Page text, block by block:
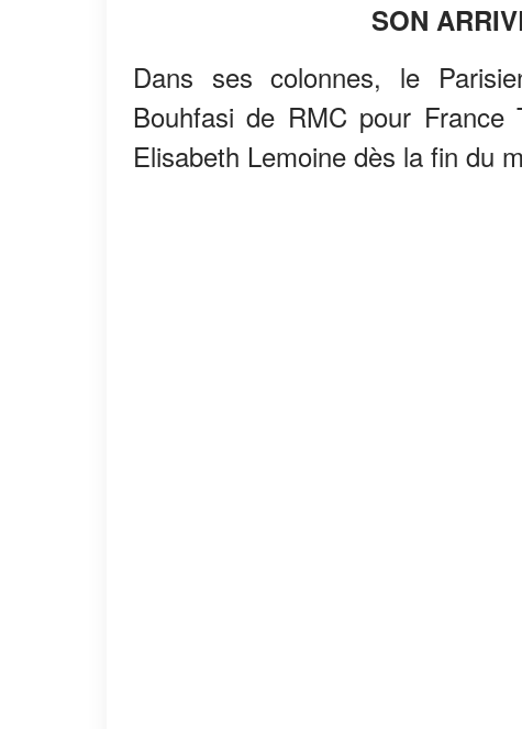
SON
Dans ses colonnes, le
Bouhfasi de RMC pour France
Elisabeth Lemoine dès la fin du